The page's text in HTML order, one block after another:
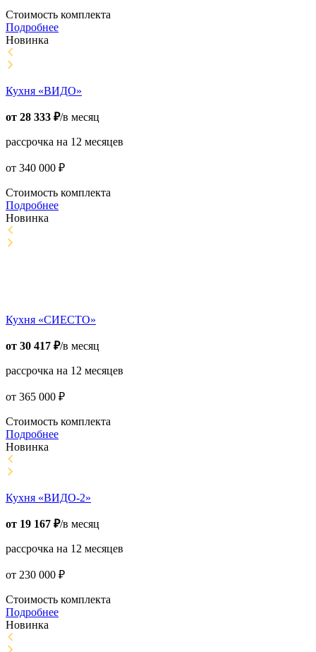
Стоимость комплекта
Подробнее
Новинка
Кухня «ВИДО»
от 28 333 ₽/в месяц
рассрочка на 12 месяцев
от 340 000 ₽
Стоимость комплекта
Подробнее
Новинка
Кухня «СИЕСТО»
от 30 417 ₽/в месяц
рассрочка на 12 месяцев
от 365 000 ₽
Стоимость комплекта
Подробнее
Новинка
Кухня «ВИДО-2»
от 19 167 ₽/в месяц
рассрочка на 12 месяцев
от 230 000 ₽
Стоимость комплекта
Подробнее
Новинка